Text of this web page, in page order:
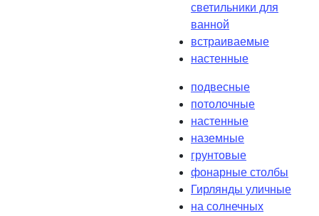
светильники для
ванной
встраиваемые
настенные
подвесные
потолочные
настенные
наземные
грунтовые
фонарные столбы
Гирлянды уличные
на солнечных